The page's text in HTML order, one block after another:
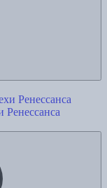
Ренессанса